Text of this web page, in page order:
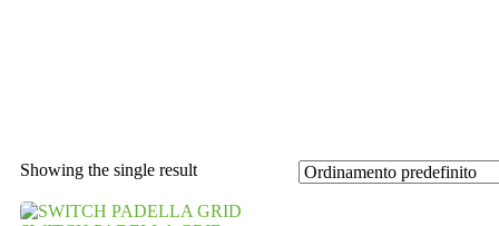
Showing the single result